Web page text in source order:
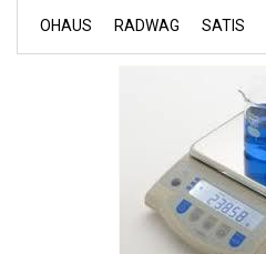
OHAUS
RADWAG SATIS